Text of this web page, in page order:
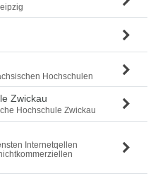
Hochschulen
Zwickau
Hochschule Zwickau
Internetqellen